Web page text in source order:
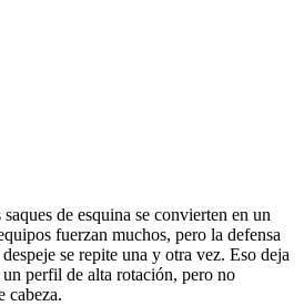
de esquina se convierten en un
fuerzan muchos, pero la defensa
se repite una y otra vez. Eso deja
perfil de alta rotación, pero no
cabeza.